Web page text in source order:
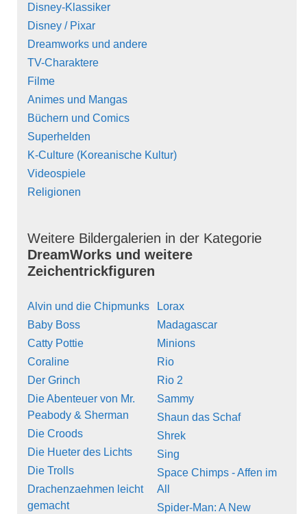
Disney-Klassiker
Disney / Pixar
Dreamworks und andere
TV-Charaktere
Filme
Animes und Mangas
Büchern und Comics
Superhelden
K-Culture (Koreanische Kultur)
Videospiele
Religionen
Weitere Bildergalerien in der Kategorie
DreamWorks und weitere
Zeichentrickfiguren
Alvin und die Chipmunks
Baby Boss
Catty Pottie
Coraline
Der Grinch
Die Abenteuer von Mr.
Peabody & Sherman
Die Croods
Die Hueter des Lichts
Die Trolls
Drachenzaehmen leicht
gemacht
Lorax
Madagascar
Minions
Rio
Rio 2
Sammy
Shaun das Schaf
Shrek
Sing
Space Chimps - Affen im
All
Spider-Man: A New